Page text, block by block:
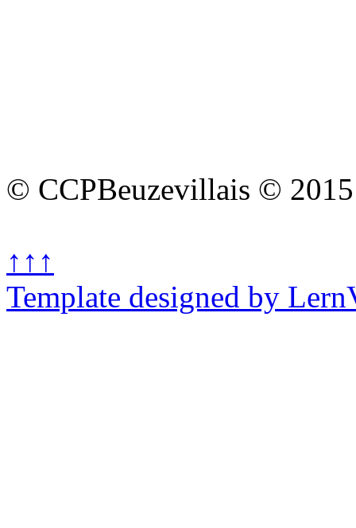
© CCPBeuzevillais © 2015
↑↑↑
Template designed by